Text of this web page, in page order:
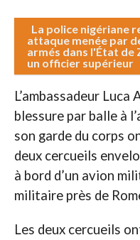
La police nigériane
attaque menée par
armés dans l'État de
un officier supérieur
L’ambassadeur
blessure par balle à
son garde du corps
deux cercueils
à bord d’un avion
militaire près de
Les deux cercueils